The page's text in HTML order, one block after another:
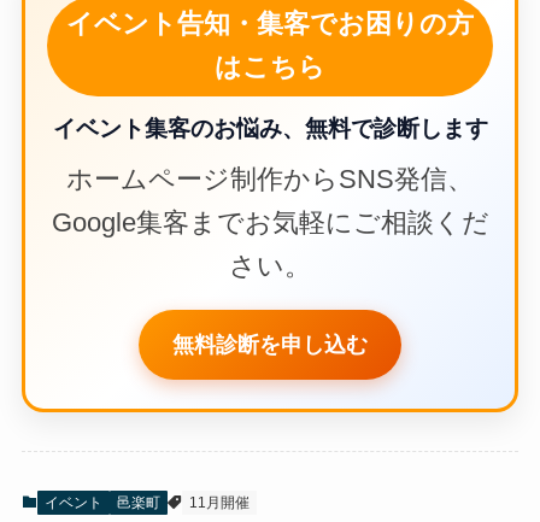
イベント告知・集客でお困りの方
はこちら
イベント集客のお悩み、無料で診断します
ホームページ制作からSNS発信、
Google集客までお気軽にご相談くだ
さい。
無料診断を申し込む
イベント 邑楽町 11月開催